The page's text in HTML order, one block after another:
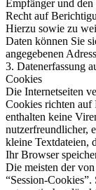
Empfänger und
Recht auf
Hierzu sowie zu
Daten können Sie
angegebenen
3. Datenerfassung
Cookies
Die Internetseiten
Cookies richten auf
enthalten keine
nutzerfreundlicher,
kleine Textdateien,
Ihr Browser
Die meisten der
“Session-